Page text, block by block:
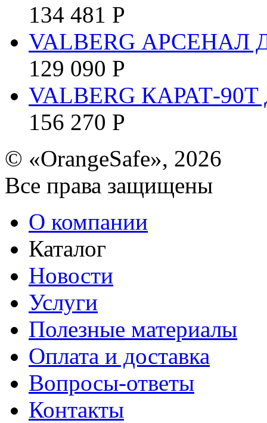
134 481 Р
VALBERG АРСЕНАЛ
129 090 Р
VALBERG КАРАТ-90T
156 270 Р
© «OrangeSafe», 2026
Все права защищены
О компании
Каталог
Новости
Услуги
Полезные материалы
Оплата и доставка
Вопросы-ответы
Контакты